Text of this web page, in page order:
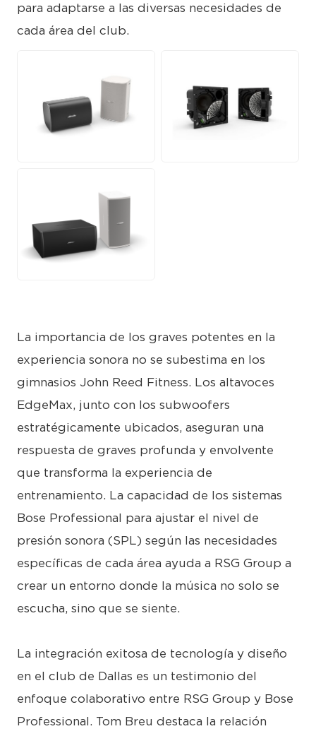
para adaptarse a las diversas necesidades de
cada área del club.
La importancia de los graves potentes en la
experiencia sonora no se subestima en los
gimnasios John Reed Fitness. Los altavoces
EdgeMax, junto con los subwoofers
estratégicamente ubicados, aseguran una
respuesta de graves profunda y envolvente
que transforma la experiencia de
entrenamiento. La capacidad de los sistemas
Bose Professional para ajustar el nivel de
presión sonora (SPL) según las necesidades
específicas de cada área ayuda a RSG Group a
crear un entorno donde la música no solo se
escucha, sino que se siente.
La integración exitosa de tecnología y diseño
en el club de Dallas es un testimonio del
enfoque colaborativo entre RSG Group y Bose
Professional. Tom Breu destaca la relación